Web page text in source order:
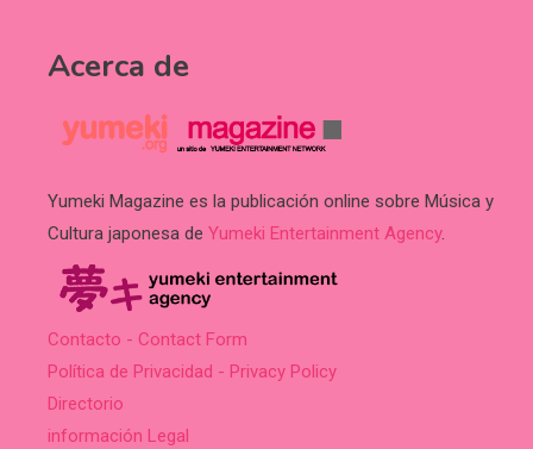
Acerca de
Yumeki Magazine es la publicación online sobre Música y
Cultura japonesa de Yumeki Entertainment Agency.
Contacto - Contact Form
Política de Privacidad - Privacy Policy
Directorio
información Legal